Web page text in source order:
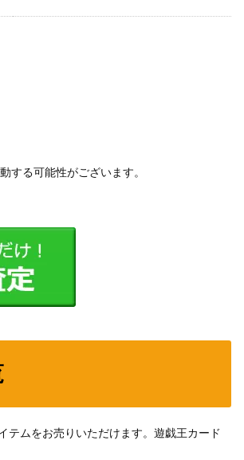
する可能性がございます。
テムをお売りいただけます。遊戯王カード